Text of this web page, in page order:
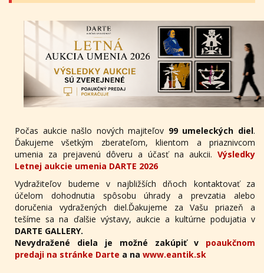
Počas aukcie našlo nových majiteľov 99 umeleckých diel.
Ďakujeme všetkým zberateľom, klientom a priaznivcom
umenia za prejavenú dôveru a účasť na aukcii. Výsledky
Letnej aukcie umenia DARTE 2026
Vydražiteľov budeme v najbližších dňoch kontaktovať za
účelom dohodnutia spôsobu úhrady a prevzatia alebo
doručenia vydražených diel.Ďakujeme za Vašu priazeň a
tešíme sa na ďalšie výstavy, aukcie a kultúrne podujatia v
DARTE GALLERY.
Nevydražené diela je možné zakúpiť v poaukčnom
predaji na stránke Darte a na www.eantik.sk